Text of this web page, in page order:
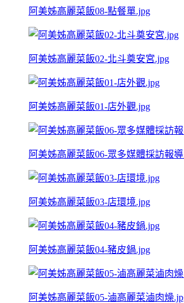
阿美姊高麗菜飯08-點餐單.jpg
阿美姊高麗菜飯02-北斗奠安宮.jpg
阿美姊高麗菜飯01-店外觀.jpg
阿美姊高麗菜飯06-眾多媒體採訪報
阿美姊高麗菜飯03-店環境.jpg
阿美姊高麗菜飯04-豬皮鍋.jpg
阿美姊高麗菜飯05-滷高麗菜滷肉燥